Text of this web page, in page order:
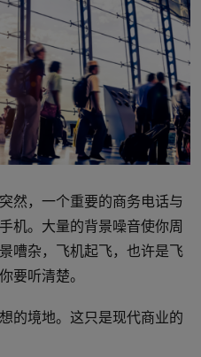
然，一个重要的商务电话与
机。大量的背景噪音使你周
嘈杂，飞机起飞，也许是飞
要听清楚。
的境地。这只是现代商业的